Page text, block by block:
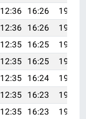
12:36 16:26
19:37
12:36 16:26
19:36
12:35 16:25
19:35
12:35 16:25
19:33
12:35 16:24
19:32
12:35 16:23
19:31
12:35 16:23
19:29